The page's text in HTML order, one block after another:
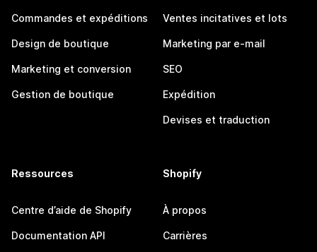
Commandes et expéditions
Design de boutique
Marketing et conversion
Gestion de boutique
Ventes incitatives et lots
Marketing par e-mail
SEO
Expédition
Devises et traduction
Ressources
Centre d’aide de Shopify
Documentation API
Shopify
À propos
Carrières